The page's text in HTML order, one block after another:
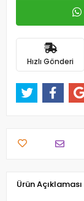
Hızlı Gönderi
Ürün Açıklaması